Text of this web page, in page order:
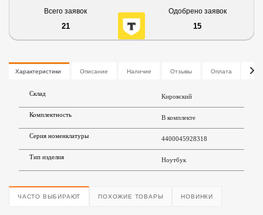
Всего заявок
21
Одобрено заявок
15
Характеристики Описание Наличие Отзывы Оплата
Склад Кировский
Комплектность В комплекте
Серия номенклатуры 4400045928318
Тип изделия Ноутбук
ЧАСТО ВЫБИРАЮТ ПОХОЖИЕ ТОВАРЫ НОВИНКИ